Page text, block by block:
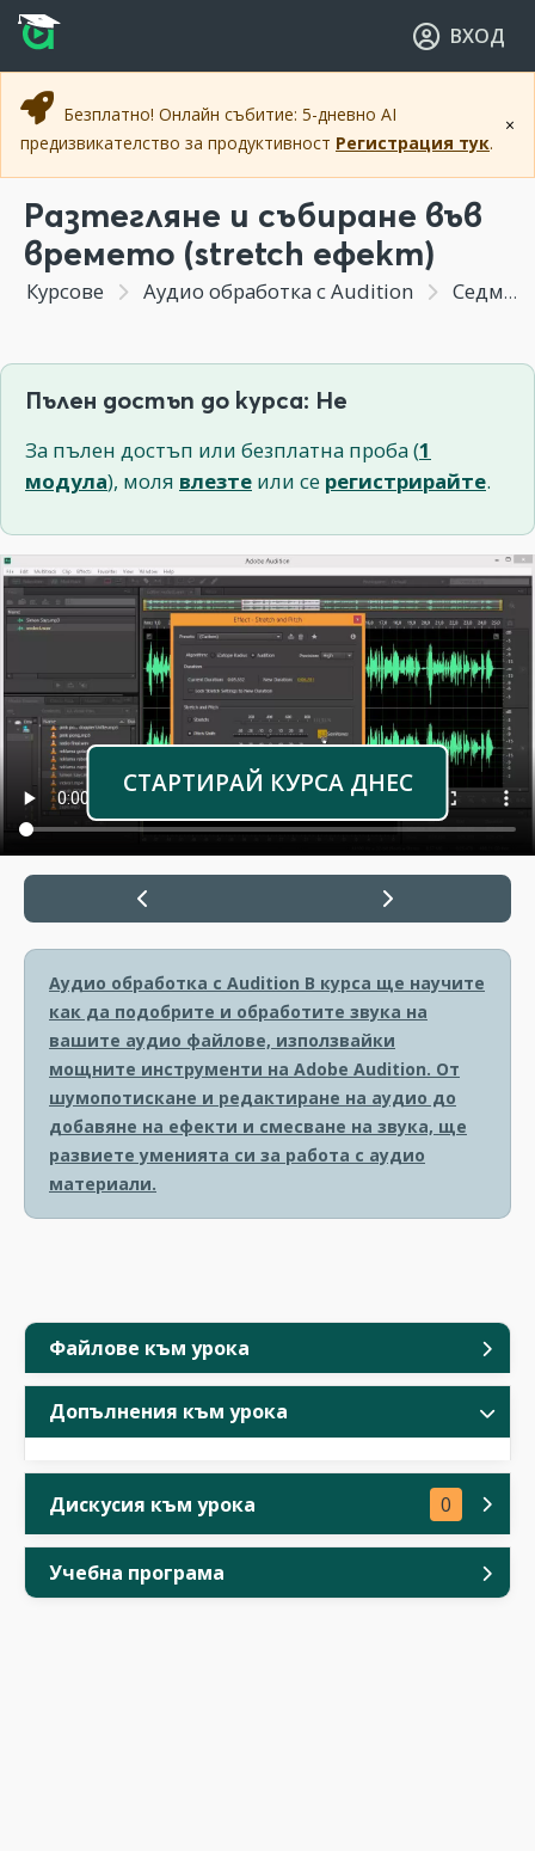
Прескочи към основното съдържание
Прескочи към навигацията
ВХОД
×
Безплатно! Онлайн събитие: 5-дневно AI
предизвикателство за продуктивност Регистрация тук.
Файлове към урока
Допълнения към урока
Дискусия към урока 0
Учебна програма
Разтегляне и събиране във
времето (stretch ефект)
Курсове Аудио обработка с Audition Седмица 9 - Бонус модул - Още тънкости за по-добра работа
Пълен достъп до курса: Не
За пълен достъп или безплатна проба (1
модула), моля влезте или се регистрирайте.
СТАРТИРАЙ КУРСА ДНЕС
Аудио обработка с Audition В курса ще научите
как да подобрите и обработите звука на
вашите аудио файлове, използвайки
мощните инструменти на Adobe Audition. От
шумопотискане и редактиране на аудио до
добавяне на ефекти и смесване на звука, ще
развиете уменията си за работа с аудио
материали.